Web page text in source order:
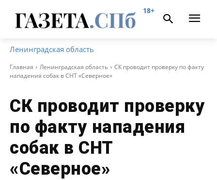
18+
Ленинградская область
Главная Ленинградская область
СК проводит проверку по факту
нападения собак в СНТ «Северное»
СК проводит проверку
по факту нападения
собак в СНТ
«Северное»